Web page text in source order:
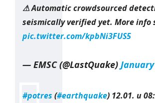
⚠ Automatic crowdsourced
seismically verified yet. More info
pic.twitter.com/kpbNi3FUS5
— EMSC (@LastQuake)
#potres (#earthquake) 12.01. u